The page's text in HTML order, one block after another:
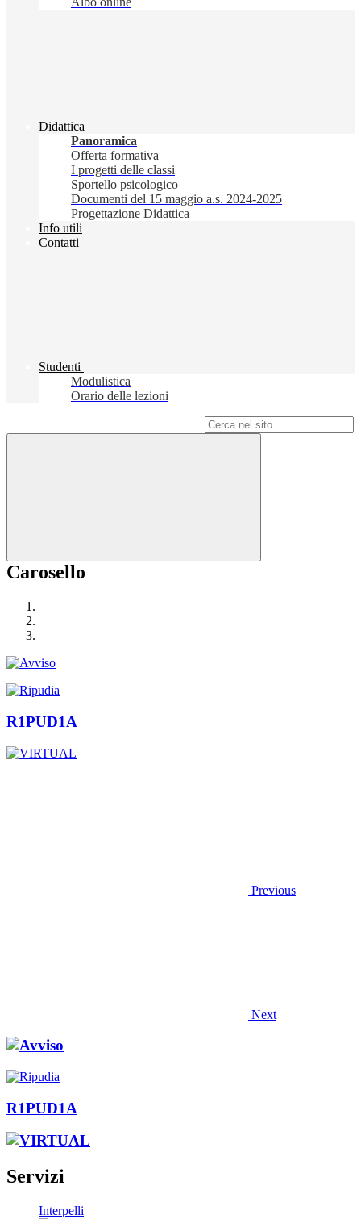
Didattica
Panoramica
Offerta formativa
I progetti delle classi
Sportello psicologico
Documenti del 15 maggio a.s. 2024-2025
Progettazione Didattica
Info utili
Contatti
Studenti
Modulistica
Orario delle lezioni
Carosello
R1PUD1A
Previous
Next
R1PUD1A
Servizi
Interpelli